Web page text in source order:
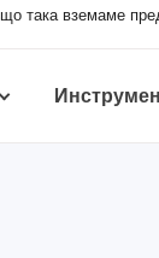
така вземаме